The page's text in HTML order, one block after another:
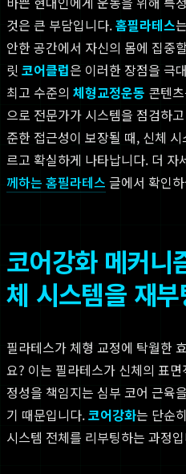
것은 큰 부담입니다.홈필라테스
안한 공간에서 자신의 몸에 집중
릿 코어클럽은 이러한 장점을 극
최고 수준의 체형교정운동 콘텐
으로 전문가가 시스템을 점검하
준한 접근성이 보장될 때, 신체
르고 확실하게 나타납니다. 더 자
께하는 홈필라테스 글에서 확인
코어강화 메커니
체 시스템을 재
필라테스가 체형 교정에 탁월한
요? 이는 필라테스가 신체의 표
정성을 책임지는 심부 코어 근육
기 때문입니다.코어강화는 단순
시스템 전체를 리부팅하는 과정